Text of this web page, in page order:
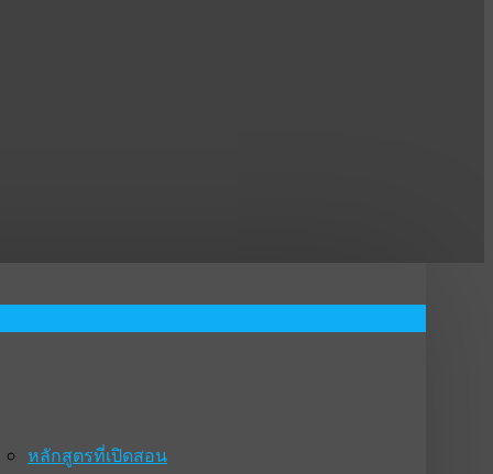
หลักสูตรที่เปิดสอน